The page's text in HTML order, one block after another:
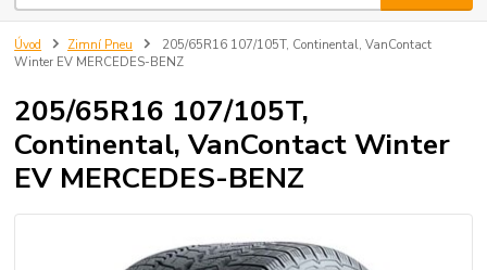
Úvod Zimní Pneu
205/65R16 107/105T, Continental, VanContact
Winter EV MERCEDES-BENZ
205/65R16 107/105T,
Continental, VanContact Winter
EV MERCEDES-BENZ